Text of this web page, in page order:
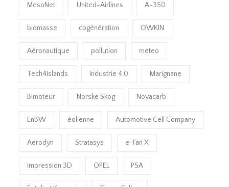
MesoNet United-Airlines A-350
biomasse cogénération OWKIN
Aéronautique pollution meteo
Tech4Islands Industrie 4.0 Marignane
Bimoteur Norske Skog Novacarb
EnBW éolienne Automotive Cell Company
Aerodyn Stratasys e-Fan X
impression 3D OPEL PSA